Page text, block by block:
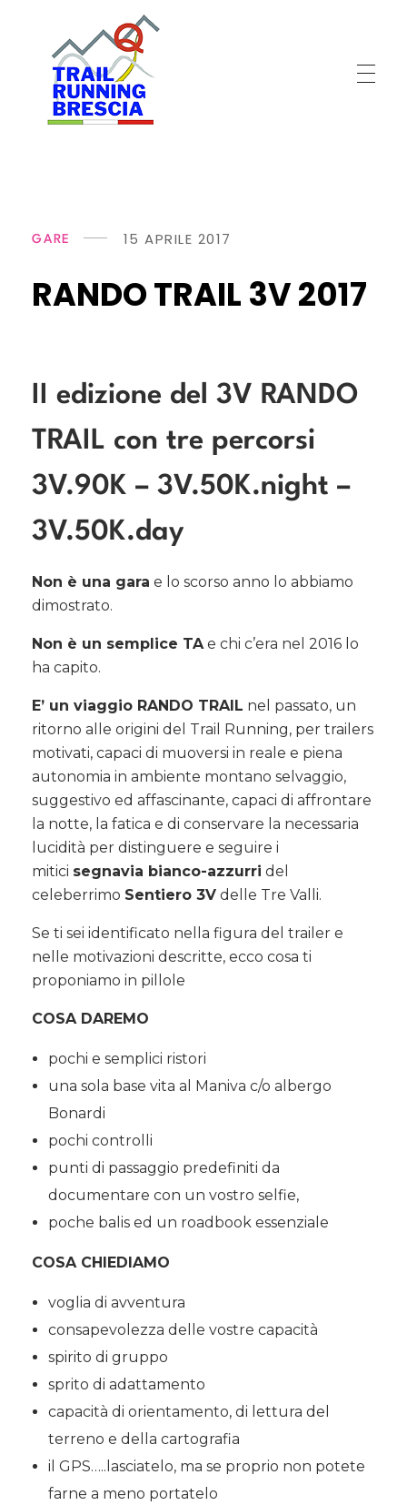
RANDO TRAIL 3V 2017
15 APRILE 2017
GARE
II edizione del 3V RANDO
TRAIL con tre percorsi
3V.90K – 3V.50K.night –
3V.50K.day
Non è una gara e lo scorso anno lo abbiamo
dimostrato.
Non è un semplice TA e chi c’era nel 2016 lo
ha capito.
E’ un viaggio RANDO TRAIL nel passato, un
ritorno alle origini del Trail Running, per trailers
motivati, capaci di muoversi in reale e piena
autonomia in ambiente montano selvaggio,
suggestivo ed affascinante, capaci di affrontare
la notte, la fatica e di conservare la necessaria
lucidità per distinguere e seguire i
mitici segnavia bianco-azzurri del
celeberrimo Sentiero 3V delle Tre Valli.
Se ti sei identificato nella figura del trailer e
nelle motivazioni descritte, ecco cosa ti
proponiamo in pillole
COSA DAREMO
pochi e semplici ristori
una sola base vita al Maniva c/o albergo
Bonardi
pochi controlli
punti di passaggio predefiniti da
documentare con un vostro selfie,
poche balis ed un roadbook essenziale
COSA CHIEDIAMO
voglia di avventura
consapevolezza delle vostre capacità
spirito di gruppo
sprito di adattamento
capacità di orientamento, di lettura del
terreno e della cartografia
il GPS…..lasciatelo, ma se proprio non potete
farne a meno portatelo